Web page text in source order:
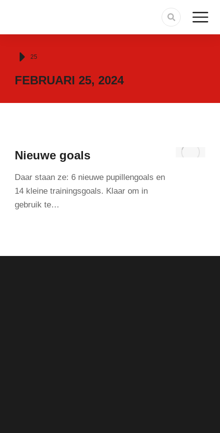
Je bent hier:
25
FEBRUARI 25, 2024
Nieuwe goals
Daar staan ze: 6 nieuwe pupillengoals en
14 kleine trainingsgoals. Klaar om in
gebruik te…